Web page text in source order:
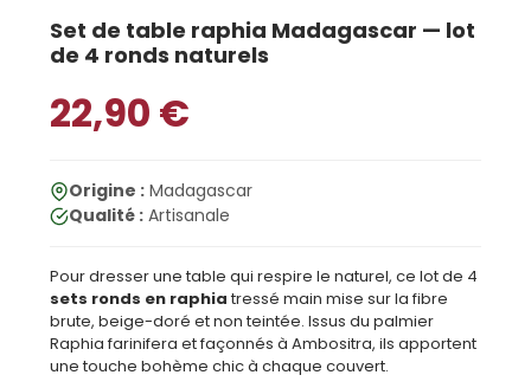
Set de table raphia Madagascar — lot
de 4 ronds naturels
22,90 €
Origine : Madagascar
Qualité : Artisanale
Pour dresser une table qui respire le naturel, ce lot de 4
sets ronds en raphia tressé main mise sur la fibre
brute, beige-doré et non teintée. Issus du palmier
Raphia farinifera et façonnés à Ambositra, ils apportent
une touche bohème chic à chaque couvert.